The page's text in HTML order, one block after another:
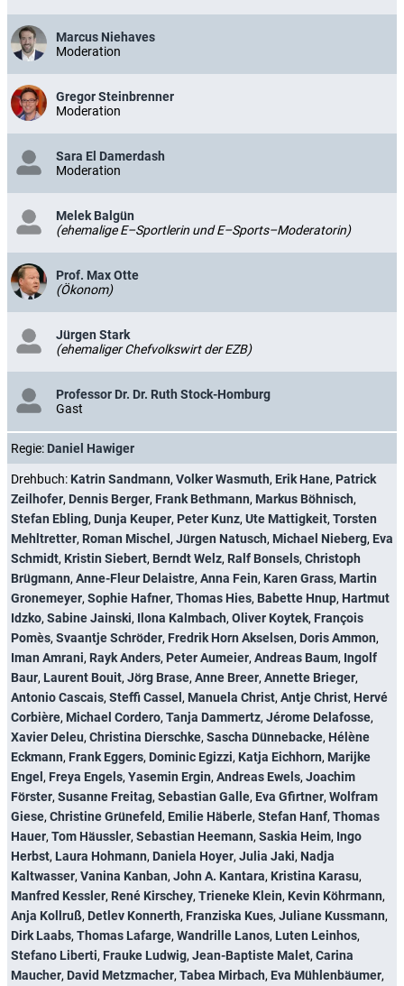
Marcus Niehaves
Moderation
Gregor Steinbrenner
Moderation
Sara El Damerdash
Moderation
Melek Balgün
(ehemalige E–Sportlerin und E–Sports–Moderatorin)
Prof. Max Otte
(Ökonom)
Jürgen Stark
(ehemaliger Chefvolkswirt der EZB)
Professor Dr. Dr. Ruth Stock-Homburg
Gast
Regie: Daniel Hawiger
Drehbuch: Katrin Sandmann, Volker Wasmuth, Erik Hane, Patrick
Zeilhofer, Dennis Berger, Frank Bethmann, Markus Böhnisch,
Stefan Ebling, Dunja Keuper, Peter Kunz, Ute Mattigkeit, Torsten
Mehltretter, Roman Mischel, Jürgen Natusch, Michael Nieberg, Eva
Schmidt, Kristin Siebert, Berndt Welz, Ralf Bonsels, Christoph
Brügmann, Anne-Fleur Delaistre, Anna Fein, Karen Grass, Martin
Gronemeyer, Sophie Hafner, Thomas Hies, Babette Hnup, Hartmut
Idzko, Sabine Jainski, Ilona Kalmbach, Oliver Koytek, François
Pomès, Svaantje Schröder, Fredrik Horn Akselsen, Doris Ammon,
Iman Amrani, Rayk Anders, Peter Aumeier, Andreas Baum, Ingolf
Baur, Laurent Bouit, Jörg Brase, Anne Breer, Annette Brieger,
Antonio Cascais, Steffi Cassel, Manuela Christ, Antje Christ, Hervé
Corbière, Michael Cordero, Tanja Dammertz, Jérome Delafosse,
Xavier Deleu, Christina Dierschke, Sascha Dünnebacke, Hélène
Eckmann, Frank Eggers, Dominic Egizzi, Katja Eichhorn, Marijke
Engel, Freya Engels, Yasemin Ergin, Andreas Ewels, Joachim
Förster, Susanne Freitag, Sebastian Galle, Eva Gfirtner, Wolfram
Giese, Christine Grünefeld, Emilie Häberle, Stefan Hanf, Thomas
Hauer, Tom Häussler, Sebastian Heemann, Saskia Heim, Ingo
Herbst, Laura Hohmann, Daniela Hoyer, Julia Jaki, Nadja
Kaltwasser, Vanina Kanban, John A. Kantara, Kristina Karasu,
Manfred Kessler, René Kirschey, Trieneke Klein, Kevin Köhrmann,
Anja Kollruß, Detlev Konnerth, Franziska Kues, Juliane Kussmann,
Dirk Laabs, Thomas Lafarge, Wandrille Lanos, Luten Leinhos,
Stefano Liberti, Frauke Ludwig, Jean-Baptiste Malet, Carina
Maucher, David Metzmacher, Tabea Mirbach, Eva Mühlenbäumer,